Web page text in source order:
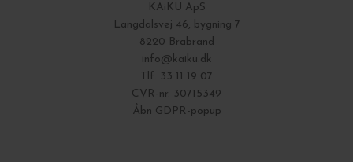
KAiKU ApS
Langdalsvej 46, bygning 7
8220 Brabrand
info@kaiku.dk
Tlf. 33 11 19 07
CVR-nr. 30715349
Åbn GDPR-popup